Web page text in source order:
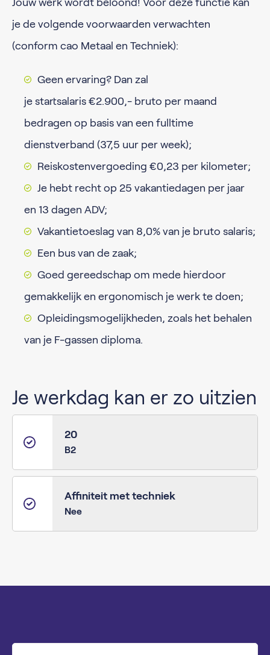
Jouw werk wordt beloond! Voor deze functie kan
je de volgende voorwaarden verwachten
(conform cao Metaal en Techniek):
Geen ervaring? Dan zal
je startsalaris €2.900,- bruto per maand
bedragen op basis van een fulltime
dienstverband (37,5 uur per week);
Reiskostenvergoeding €0,23 per kilometer;
Je hebt recht op 25 vakantiedagen per jaar
en 13 dagen ADV;
Vakantietoeslag van 8,0% van je bruto salaris;
Een bus van de zaak;
Goed gereedschap om mede hierdoor
gemakkelijk en ergonomisch je werk te doen;
Opleidingsmogelijkheden, zoals het behalen
van je F-gassen diploma.
Je werkdag kan er zo uitzien
20
B2
Affiniteit met techniek
Nee